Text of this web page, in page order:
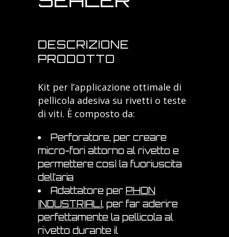
DESCRIZIONE
PRODOTTO
Kit per l’applicazione ottimale di
pellicola adesiva su rivetti o teste
di viti. È composto da:
Perforatore, per creare
micro-fori attorno al rivetto e
permettere così la fuoriuscita
dell’aria
Adattatore per PHON
INDUSTRIALI, per far aderire
perfettamente la pellicola al
rivetto durante il